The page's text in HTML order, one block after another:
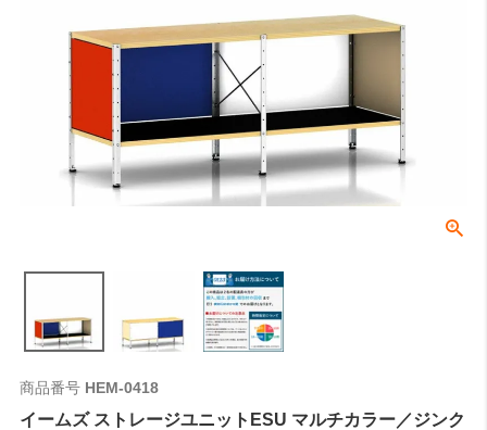
商品番号 HEM-0418
イームズ ストレージユニットESU マルチカラー／ジンク